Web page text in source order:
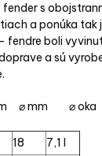
fender s
a ponúka tak
fendre boli
a sú
⌀ mm ⌀ oka
18
7,1 l